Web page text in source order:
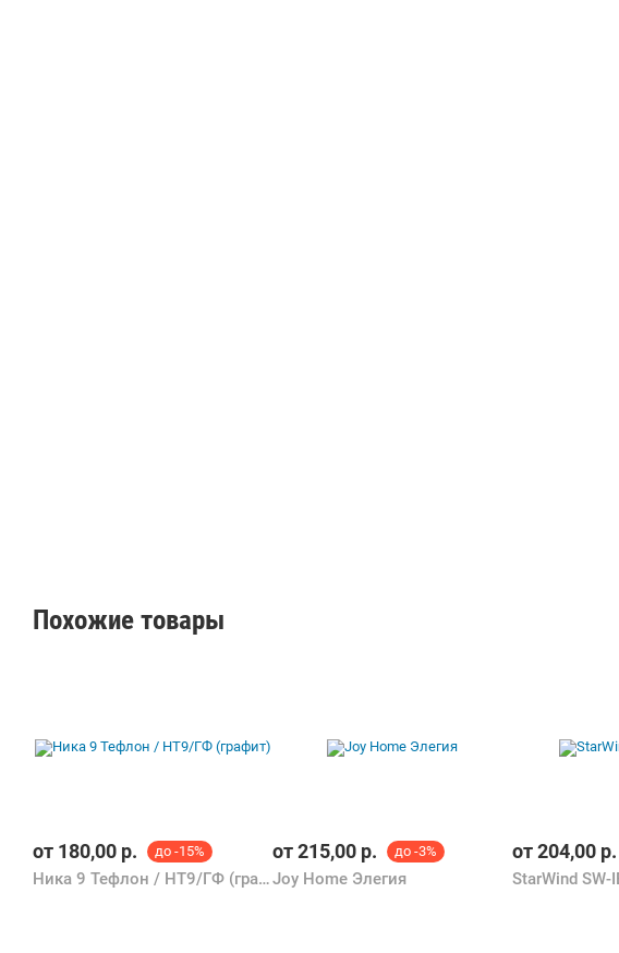
Похожие товары
от 180,00 р. до -15%
Ника 9 Тефлон / НТ9/ГФ (графит)
от215,00 р. до -3%
Joy Home Элегия
от204,00 р.
StarWind SW-